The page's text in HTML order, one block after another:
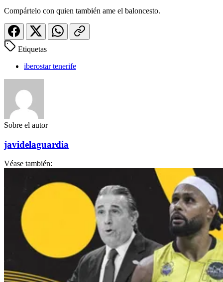
Compártelo con quien también ame el baloncesto.
Etiquetas
iberostar tenerife
Sobre el autor
javidelaguardia
Véase también: